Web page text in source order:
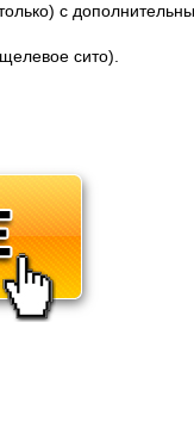
с
сито).